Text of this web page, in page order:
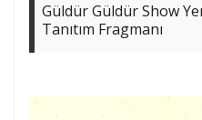
Güldür Güldür Show
Tanıtım Fragmanı